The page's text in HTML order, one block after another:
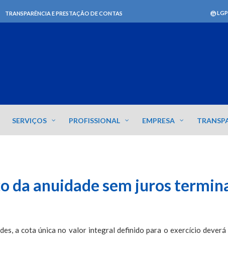
TRANSPARÊNCIA E PRESTAÇÃO DE CONTAS
SERVIÇOS PROFISSIONAL EMPRESA
da anuidade sem juros
a cota única no valor integral definido para o exercício deverá